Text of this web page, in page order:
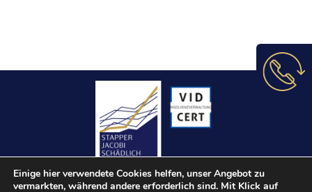
Einige hier verwendete Cookies helfen, unser Angebot zu
vermarkten, während andere erforderlich sind. Mit Klick auf